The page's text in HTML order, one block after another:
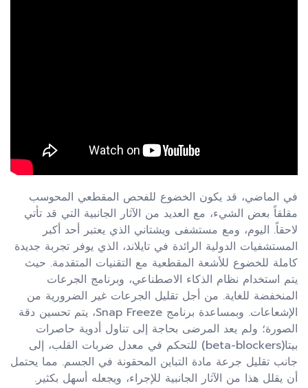
في الماضي، قد يكون الخضوع للفحص المقطعي المحوسب
مقلقاً بعض الشيء، مع العديد من الآثار الجانبية التي قد تأتي
لاحقاً. اليوم، ومع مستشفى ويشتاني الذي يعتبر أحد أكبر
المستشفيات الدولية الرائدة في تايلاند، الذي يوفر تجربة جديدة
كاملة للخضوع للأشعة المقطعية مع التقنيات المتقدمة. حيث
يتم استخدام نظام الذكاء الاصطناعي، وبرنامج الجرعات
المنخفضة للغاية. من أجل تقليل الجرعات غير الضرورية من
الإشعاعات. وبمساعدة برنامج Snap Freeze، يتم تحسين دقة
الصورة؛ ولم يعد المرضى بحاجة إلى تناول أدوية حاصرات
بيتا(beta-blockers) للتحكم في معدل ضربات القلب، إلى
جانب تقليل جرعة مادة التباين المحقونة في الجسم. مما يحتمل
أن يقلل هذا من الآثار الجانبية للإجراء، ويجعله أسهل بكثير.